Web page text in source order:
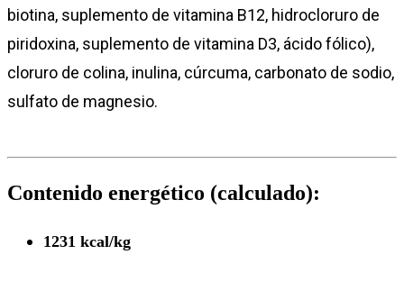
biotina, suplemento de vitamina B12, hidrocloruro de
piridoxina, suplemento de vitamina D3, ácido fólico),
cloruro de colina, inulina, cúrcuma, carbonato de sodio,
sulfato de magnesio.
Contenido energético (calculado):
1231 kcal/kg